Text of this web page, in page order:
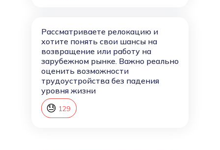
Рассматриваете релокацию и
хотите понять свои шансы на
возвращение или работу на
зарубежном рынке. Важно реально
оценить возможности
трудоустройства без падения
уровня жизни
130
😓 129